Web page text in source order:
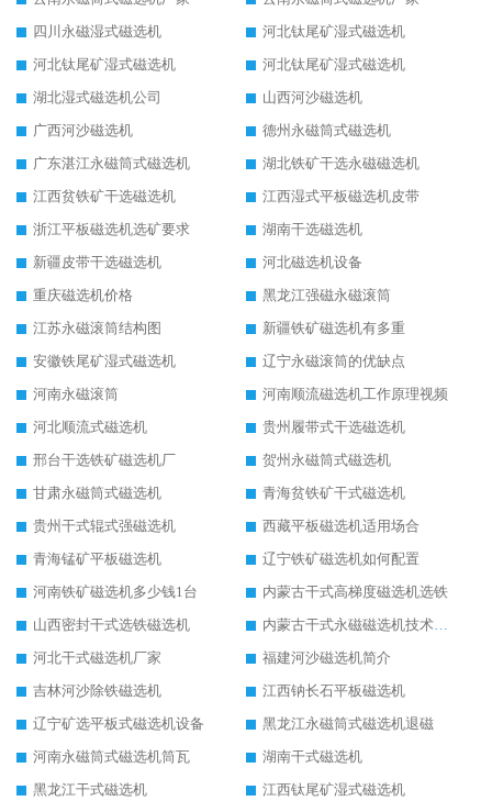
四川永磁湿式磁选机
河北钛尾矿湿式磁选机
河北钛尾矿湿式磁选机
河北钛尾矿湿式磁选机
湖北湿式磁选机公司
山西河沙磁选机
广西河沙磁选机
德州永磁筒式磁选机
广东湛江永磁筒式磁选机
湖北铁矿干选永磁磁选机
江西贫铁矿干选磁选机
江西湿式平板磁选机皮带
浙江平板磁选机选矿要求
湖南干选磁选机
新疆皮带干选磁选机
河北磁选机设备
重庆磁选机价格
黑龙江强磁永磁滚筒
江苏永磁滚筒结构图
新疆铁矿磁选机有多重
安徽铁尾矿湿式磁选机
辽宁永磁滚筒的优缺点
河南永磁滚筒
河南顺流磁选机工作原理视频
河北顺流式磁选机
贵州履带式干选磁选机
邢台干选铁矿磁选机厂
贺州永磁筒式磁选机
甘肃永磁筒式磁选机
青海贫铁矿干式磁选机
贵州干式辊式强磁选机
西藏平板磁选机适用场合
青海锰矿平板磁选机
辽宁铁矿磁选机如何配置
河南铁矿磁选机多少钱1台
内蒙古干式高梯度磁选机选铁
山西密封干式选铁磁选机
内蒙古干式永磁磁选机技术要求
河北干式磁选机厂家
福建河沙磁选机简介
吉林河沙除铁磁选机
江西钠长石平板磁选机
辽宁矿选平板式磁选机设备
黑龙江永磁筒式磁选机退磁
河南永磁筒式磁选机筒瓦
湖南干式磁选机
黑龙江干式磁选机
江西钛尾矿湿式磁选机